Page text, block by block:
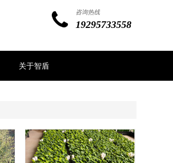
咨询热线
19295733558
关于智盾